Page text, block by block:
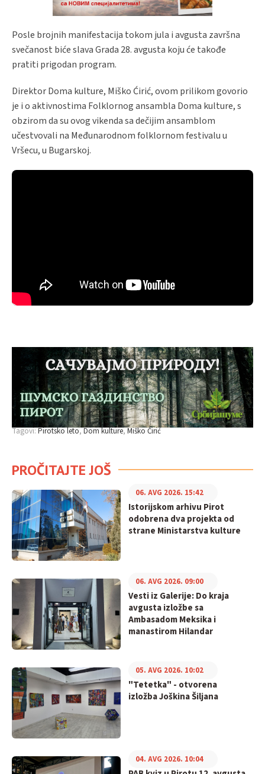
Posle brojnih manifestacija tokom jula i avgusta završna
svečanost biće slava Grada 28. avgusta koju će takođe
pratiti prigodan program.
Direktor Doma kulture, Miško Ćirić, ovom prilikom govorio
je i o aktivnostima Folklornog ansambla Doma kulture, s
obzirom da su ovog vikenda sa dečijim ansamblom
učestvovali na Međunarodnom folklornom festivalu u
Vršecu, u Bugarskoj.
Tagovi:Pirotsko leto Dom kulture Miško Ćirić
PROČITAJTE JOŠ
Istorijskom arhivu Pirot
odobrena dva projekta od
strane Ministarstva kulture
06. AVG 2026. 15:42
Vesti iz Galerije: Do kraja
avgusta izložbe sa
Ambasadom Meksika i
manastirom Hilandar
06. AVG 2026. 09:00
"Tetetka" - otvorena
izložba Joškina Šiljana
05. AVG 2026. 10:02
04. AVG 2026. 10:04